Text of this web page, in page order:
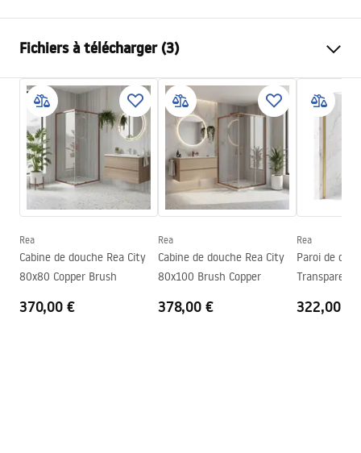
Matériel
Type de robinet
Mitigeur
Méthode de montage
En surface
Réglage de la hauteur
Non
Hauteur min.
1050mm
Hauteur max.
1050mm
Bec de baignoire
Oui, orientable
Réglage de pression
Système Anti-calcaire
Oui
Entraxe des raccords
150mm
Fichiers à télécharger (3)
Informations de sécurité
Safety_Information_Shower_set.pdf
Conditions de garantie
Warranty_Terms_and_Conditions_Faucets_-_5.pdf
Instructions de montage
Rea
Cabine de douche Rea City
80x80 Copper Brush
370,00 €
Rea
Cabine de douche Rea City
80x100 Brush Copper
378,00 €
Rea
Paroi de
Transparent
322,00 €